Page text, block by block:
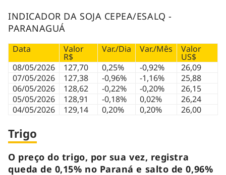
INDICADOR DA SOJA CEPEA/ESALQ -
PARANAGUÁ
Data Valor
R$
Var./Dia Var./Mês Valor
US$
08/05/2026
127,70 0,25% -0,92%
26,09
07/05/2026
127,38 -0,96% -1,16%
25,88
06/05/2026
128,62 -0,22% -0,20%
26,15
05/05/2026
128,91 -0,18% 0,02%
26,24
04/05/2026
129,14 0,20% 0,20% 26,00
Trigo
O preço do trigo, por sua vez, registra
queda de 0,15% no Paraná e salto de 0,96%